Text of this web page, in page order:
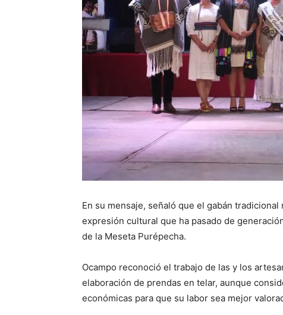
En su mensaje, señaló que el gabán
expresión cultural que ha pasado de
de la Meseta Purépecha.
Ocampo reconoció el trabajo de las y los
elaboración de prendas en telar, aunque
económicas para que su labor sea mejor